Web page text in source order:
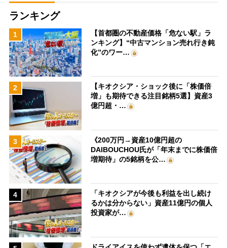
ランキング
1
【首都圏の不動産価格「危ない駅」ラ
ンキング】“中古マンション売れ行き鈍
化”のワー…
2
【キオクシア・ショック後に「株価倍
増」も期待できる注目銘柄5選】資産3
億円超・…
3
《200万円→資産10億円超の
DAIBOUCHOU氏が「年末までに株価倍
増期待」の5銘柄を公…
4
「キオクシアが今後も利益を出し続け
るかは分からない」資産11億円の個人
投資家が…